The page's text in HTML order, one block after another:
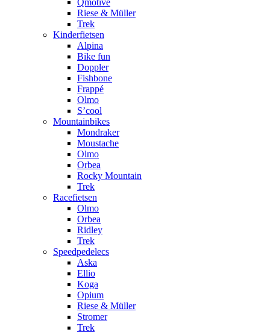
Qmotive
Riese & Müller
Trek
Kinderfietsen
Alpina
Bike fun
Doppler
Fishbone
Frappé
Olmo
S’cool
Mountainbikes
Mondraker
Moustache
Olmo
Orbea
Rocky Mountain
Trek
Racefietsen
Olmo
Orbea
Ridley
Trek
Speedpedelecs
Aska
Ellio
Koga
Opium
Riese & Müller
Stromer
Trek